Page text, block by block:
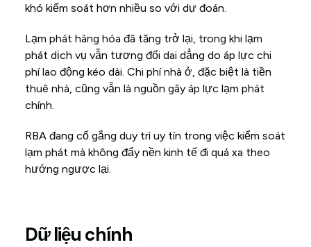
khó kiểm soát hơn nhiều so với dự đoán.
Lạm phát hàng hóa đã tăng trở lại, trong khi lạm
phát dịch vụ vẫn tương đối dai dẳng do áp lực chi
phí lao động kéo dài. Chi phí nhà ở, đặc biệt là tiền
thuê nhà, cũng vẫn là nguồn gây áp lực lạm phát
chính.
RBA đang cố gắng duy trì uy tín trong việc kiểm soát
lạm phát mà không đẩy nền kinh tế đi quá xa theo
hướng ngược lại.
Dữ liệu chính